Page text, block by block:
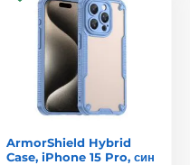
ArmorShield Hybrid
Case, iPhone 15 Pro, син